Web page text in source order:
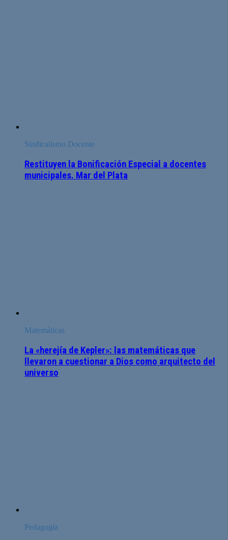
Sindicalismo Docente
Restituyen la Bonificación Especial a docentes
municipales. Mar del Plata
Matemáticas
La «herejía de Kepler»: las matemáticas que
llevaron a cuestionar a Dios como arquitecto del
universo
Pedagogía